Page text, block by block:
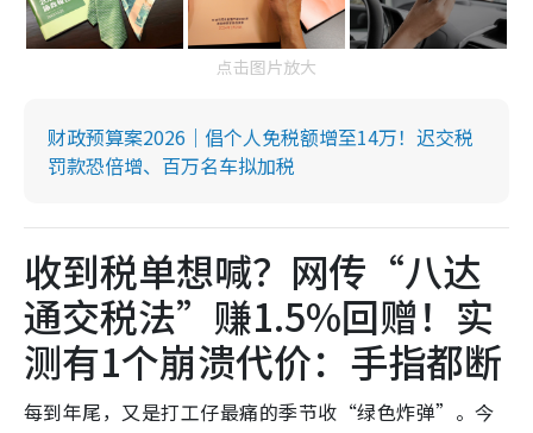
点击图片放大
财政预算案2026｜倡个人免税额增至14万！迟交税
罚款恐倍增、百万名车拟加税
收到税单想喊？网传“八达
通交税法”赚1.5%回赠！实
测有1个崩溃代价：手指都断
每到年尾，又是打工仔最痛的季节收“绿色炸弹”。今